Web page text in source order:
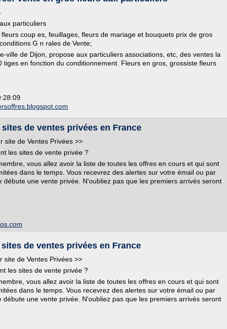
particuliers
coup es, feuillages, fleurs de mariage et bouquets prix de gros
G n rales de Vente;
ville de Dijon, propose aux particuliers associations, etc, des ventes la
tiges en fonction du conditionnement. Fleurs en gros, grossiste fleurs
de ventes privées en France
site de Ventes Privées >>
les sites de vente privée ?
vous allez avoir la liste de toutes les offres en cours et qui sont
dans le temps. Vous recevrez des alertes sur votre émail ou par
débute une vente privée. N'oubliez pas que les premiers arrivés seront
de ventes privées en France
site de Ventes Privées >>
les sites de vente privée ?
vous allez avoir la liste de toutes les offres en cours et qui sont
dans le temps. Vous recevrez des alertes sur votre émail ou par
débute une vente privée. N'oubliez pas que les premiers arrivés seront